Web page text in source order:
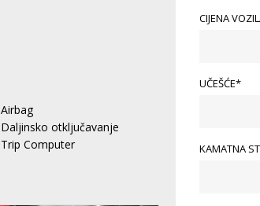
Airbag
Daljinsko otključavanje
Trip Computer
CIJENA
UČEŠĆE*
KAMATNA